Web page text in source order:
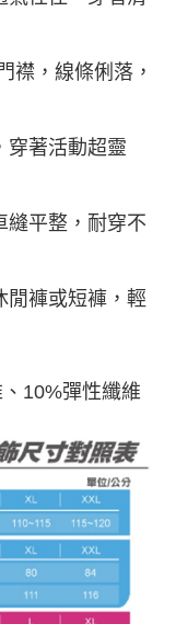
襟，線條俐落，
穿著活動超靈
縫平整，耐穿不
閒褲或短褲，輕
10%彈性纖維